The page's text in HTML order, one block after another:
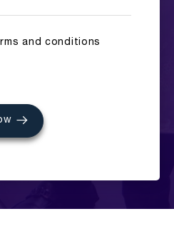
and conditions